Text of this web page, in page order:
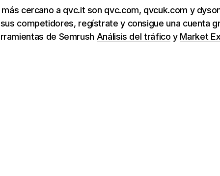
cercano a qvc.it son qvc.com, qvcuk.com y
competidores, regístrate y consigue una cuenta
de Semrush Análisis del tráfico y Market